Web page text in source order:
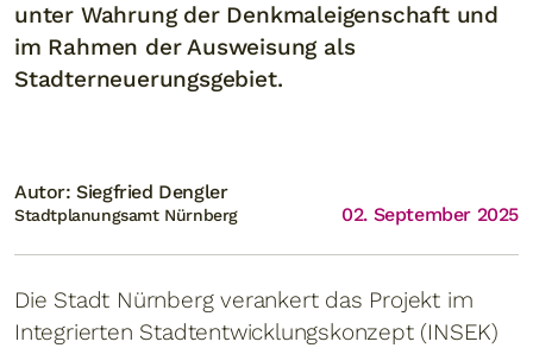
unter Wahrung der Denkmaleigenschaft und
im Rahmen der Ausweisung als
Stadterneuerungsgebiet.
Autor: Siegfried Dengler
Stadtplanungsamt Nürnberg 02. September 2025
Die Stadt Nürnberg verankert das Projekt im
Integrierten Stadtentwicklungskonzept (INSEK)